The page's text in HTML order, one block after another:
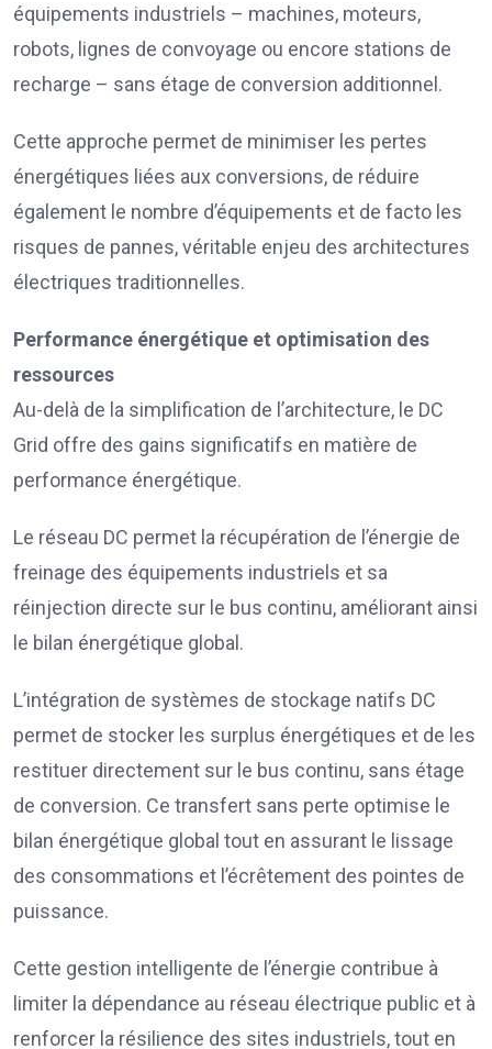
équipements industriels – machines, moteurs,
robots, lignes de convoyage ou encore stations de
recharge – sans étage de conversion additionnel.
Cette approche permet de minimiser les pertes
énergétiques liées aux conversions, de réduire
également le nombre d’équipements et de facto les
risques de pannes, véritable enjeu des architectures
électriques traditionnelles.
Performance énergétique et optimisation des
ressources
Au-delà de la simplification de l’architecture, le DC
Grid offre des gains significatifs en matière de
performance énergétique.
Le réseau DC permet la récupération de l’énergie de
freinage des équipements industriels et sa
réinjection directe sur le bus continu, améliorant ainsi
le bilan énergétique global.
L’intégration de systèmes de stockage natifs DC
permet de stocker les surplus énergétiques et de les
restituer directement sur le bus continu, sans étage
de conversion. Ce transfert sans perte optimise le
bilan énergétique global tout en assurant le lissage
des consommations et l’écrêtement des pointes de
puissance.
Cette gestion intelligente de l’énergie contribue à
limiter la dépendance au réseau électrique public et à
renforcer la résilience des sites industriels, tout en